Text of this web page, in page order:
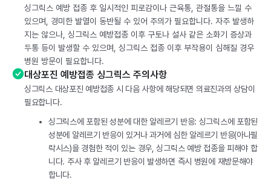
싱그릭스 예방 접종 후 일시적인 피로감이나 근육통, 관절통을 느낄 수
있으며, 경미한 발열이 동반될 수 있어 주의가 필요합니다. 자주 발생하
지는 않으나, 싱그릭스 예방접종 이후 구토나 설사 같은 소화기 증상과
두통 등이 발생할 수 있으며, 싱그릭스 접종 이후 부작용이 심해질 경우
병원 방문이 필요합니다.
대상포진 예방접종 싱그릭스 주의사항
싱그릭스 대상포진 예방접종 시 다음 사항에 해당되면 의료진과의 상담이
필요합니다.
싱그릭스에 포함된 성분에 대한 알레르기 반응: 싱그릭스에 포함된
성분에 알레르기 반응이 있거나 과거에 심한 알레르기 반응(아나필
락시스)을 경험한 적이 있는 경우, 싱그릭스 예방 접종을 피해야 합
니다. 주사 후 알레르기 반응이 발생하면 즉시 병원에 재방문해야
합니다.